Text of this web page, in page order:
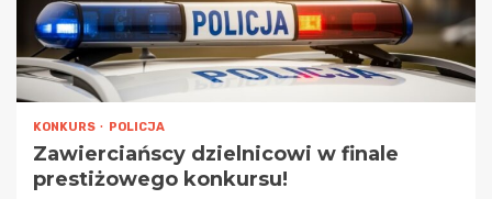
KONKURS POLICJA
Zawierciańscy dzielnicowi w finale
prestiżowego konkursu!